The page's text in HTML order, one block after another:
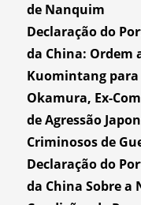
de Nanquim
Declaração do
da China: Ordem
Kuomintang
Okamura, Ex-
de Agressão
Criminosos de
Declaração do
da China Sobre a